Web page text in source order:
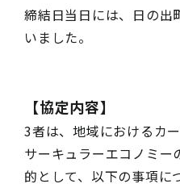
締結日当日には、日の出
いました。
【協定内容】
3者は、地域におけるカ
サーキュラーエコノミー
的として、以下の事項に